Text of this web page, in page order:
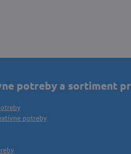
potreby a sortiment
potreby